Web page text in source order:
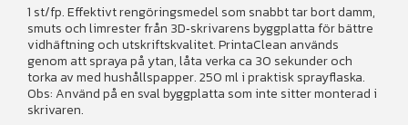
1 st/fp. Effektivt rengöringsmedel som snabbt tar bort damm,
smuts och limrester från 3D‑skrivarens byggplatta för bättre
vidhäftning och utskriftskvalitet. PrintaClean används
genom att spraya på ytan, låta verka ca 30 sekunder och
torka av med hushållspapper. 250 ml i praktisk sprayflaska.
Obs: Använd på en sval byggplatta som inte sitter monterad i
skrivaren.